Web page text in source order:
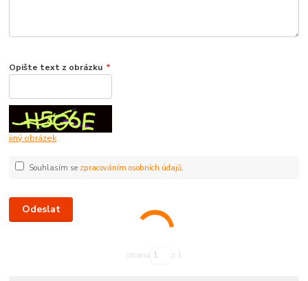
Opište text z obrázku *
jiný obrázek
Souhlasím se zpracováním osobních údajů.
strana z 1